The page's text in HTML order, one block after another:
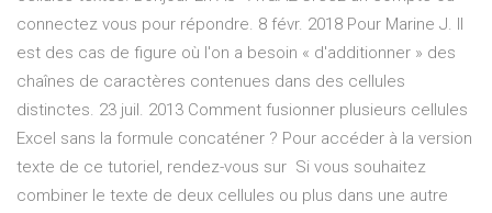
connectez vous pour répondre. 8 févr. 2018 Pour Marine J. Il
est des cas de figure où l'on a besoin « d'additionner » des
chaînes de caractères contenues dans des cellules
distinctes. 23 juil. 2013 Comment fusionner plusieurs cellules
Excel sans la formule concaténer ? Pour accéder à la version
texte de ce tutoriel, rendez-vous sur Si vous souhaitez
combiner le texte de deux cellules ou plus dans une autre